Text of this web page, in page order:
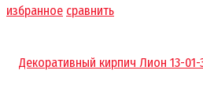
избранное сравнить